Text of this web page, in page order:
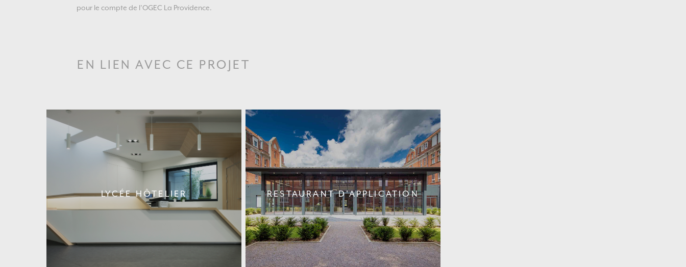
pour le compte de l’OGEC La Providence.
EN LIEN AVEC CE PROJET
LYCÉE HÔTELIER RESTAURANT D'APPLICATION